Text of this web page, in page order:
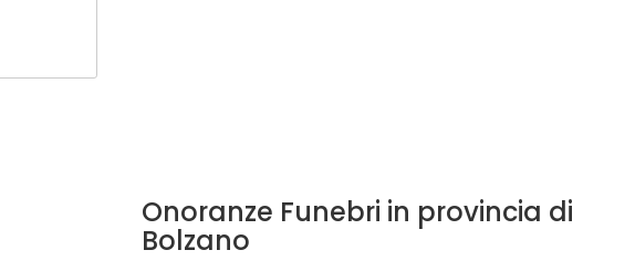
Onoranze Funebri in provincia di
Bolzano